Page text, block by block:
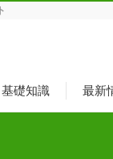
基礎知識 最新